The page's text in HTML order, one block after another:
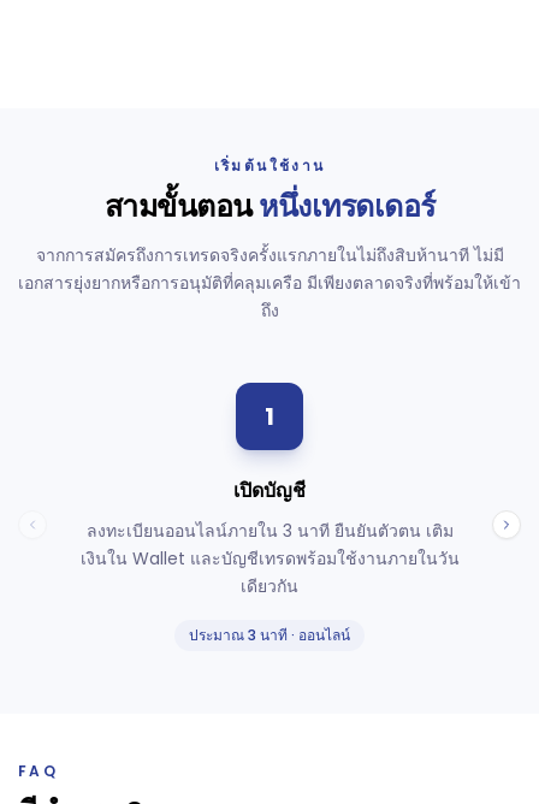
เริ่มต้นใช้งาน
สามขั้นตอนหนึ่งเทรดเดอร์
จากการสมัครถึงการเทรดจริงครั้งแรกภายในไม่ถึงสิบห้านาที ไม่มี
เอกสารยุ่งยากหรือการอนุมัติที่คลุมเครือ มีเพียงตลาดจริงที่พร้อมให้เข้า
ถึง
1
เปิดบัญชี
ลงทะเบียนออนไลน์ภายใน 3 นาที ยืนยันตัวตน เติม
เงินใน Wallet และบัญชีเทรดพร้อมใช้งานภายในวัน
เดียวกัน
ประมาณ 3 นาที · ออนไลน์
FAQ